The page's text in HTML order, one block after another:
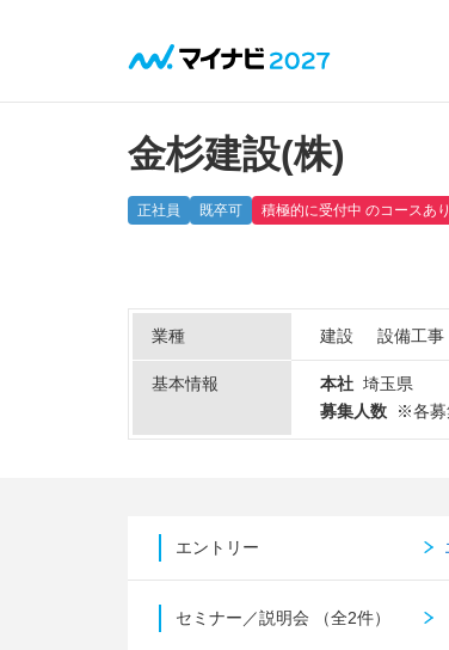
金杉建設(株)
正社員 既卒可 積極的に受付中 のコースあり
業種 建設 設備工事
基本情報 本社 埼玉県
募集人数
※各募
エントリー
セミナー／説明会 （全2件）